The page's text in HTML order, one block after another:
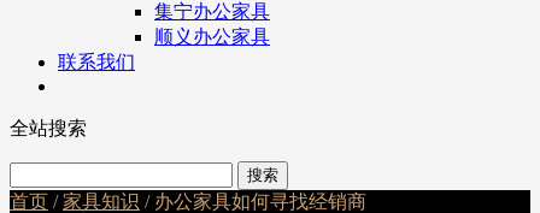
集宁办公家具
顺义办公家具
联系我们
全站搜索
首页 /家具知识 / 办公家具如何寻找经销商